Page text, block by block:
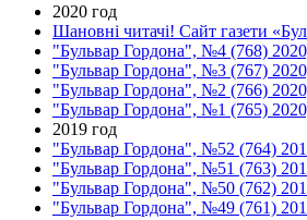
2020 год
Шановні читачі! Сайт газети
"Бульвар Гордона", №4 (768)
"Бульвар Гордона", №3 (767)
"Бульвар Гордона", №2 (766)
"Бульвар Гордона", №1 (765)
2019 год
"Бульвар Гордона", №52 (764)
"Бульвар Гордона", №51 (763)
"Бульвар Гордона", №50 (762)
"Бульвар Гордона", №49 (761)